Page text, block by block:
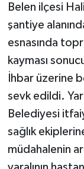
Belen ilçesi
şantiye
esnasında
kayması
İhbar üzerine
sevk edildi.
Belediyesi
sağlık
müdahalenin